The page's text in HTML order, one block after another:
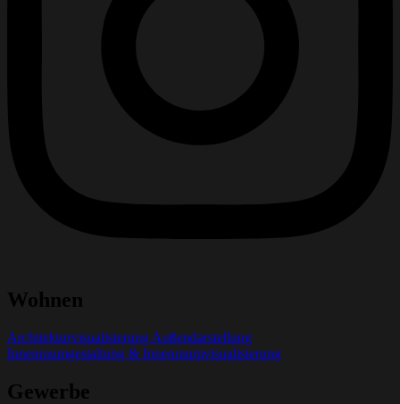
Wohnen
Architekturvisualisierung Außendarstellung
Innenraumgestaltung & Innenraumvisualisierung
Gewerbe